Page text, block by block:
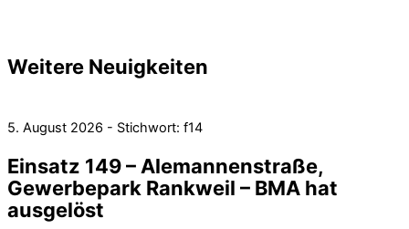
Weitere Neuigkeiten
5. August 2026 - Stichwort: f14
Einsatz 149 – Alemannenstraße,
Gewerbepark Rankweil – BMA hat
ausgelöst